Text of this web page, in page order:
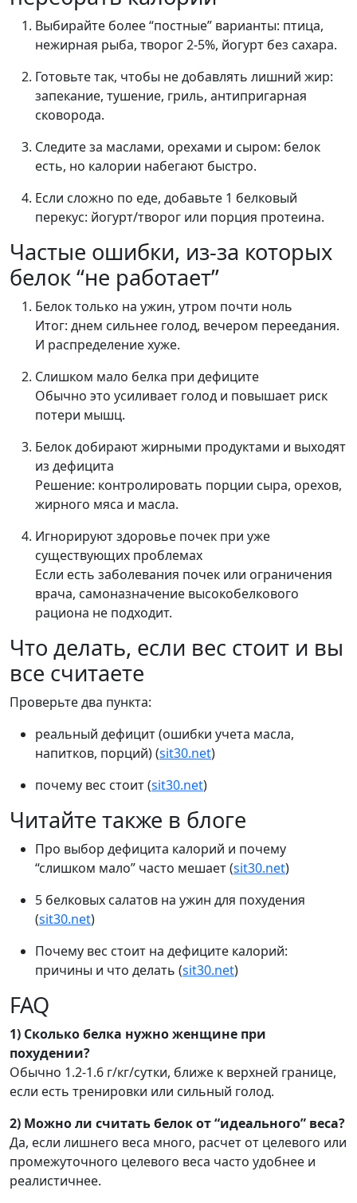
Выбирайте более “постные” варианты: птица,
нежирная рыба, творог 2-5%, йогурт без сахара.
Готовьте так, чтобы не добавлять лишний жир:
запекание, тушение, гриль, антипригарная
сковорода.
Следите за маслами, орехами и сыром: белок
есть, но калории набегают быстро.
Если сложно по еде, добавьте 1 белковый
перекус: йогурт/творог или порция протеина.
Частые ошибки, из-за которых
белок “не работает”
Белок только на ужин, утром почти ноль
Итог: днем сильнее голод, вечером переедания.
И распределение хуже.
Слишком мало белка при дефиците
Обычно это усиливает голод и повышает риск
потери мышц.
Белок добирают жирными продуктами и выходят
из дефицита
Решение: контролировать порции сыра, орехов,
жирного мяса и масла.
Игнорируют здоровье почек при уже
существующих проблемах
Если есть заболевания почек или ограничения
врача, самоназначение высокобелкового
рациона не подходит.
Что делать, если вес стоит и вы
все считаете
Проверьте два пункта:
реальный дефицит (ошибки учета масла,
напитков, порций) (sit30.net)
почему вес стоит (sit30.net)
Читайте также в блоге
Про выбор дефицита калорий и почему
“слишком мало” часто мешает (sit30.net)
5 белковых салатов на ужин для похудения
(sit30.net)
Почему вес стоит на дефиците калорий:
причины и что делать (sit30.net)
FAQ
1) Сколько белка нужно женщине при
похудении?
Обычно 1.2-1.6 г/кг/сутки, ближе к верхней границе,
если есть тренировки или сильный голод.
2) Можно ли считать белок от “идеального” веса?
Да, если лишнего веса много, расчет от целевого или
промежуточного целевого веса часто удобнее и
реалистичнее.